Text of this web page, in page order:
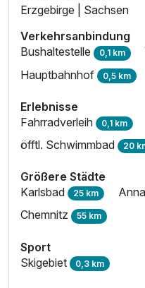
Erzgebirge | Sachsen
Verkehrsanbindung
Bushaltestelle 0,1 km
Hauptbahnhof 0,5 km
Erlebnisse
Fahrradverleih 0,1 km
öfftl. Schwimmbad 20
Größere Städte
Karlsbad 25 km
Chemnitz 55 km
Sport
Skigebiet 0,3 km